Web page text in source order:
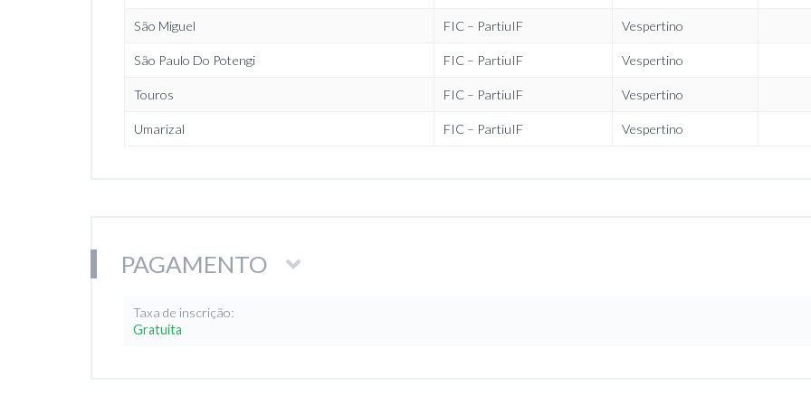
São Miguel FIC – PartiuIF Vespertino
São Paulo Do Potengi FIC – PartiuIF Vespertino
Touros FIC – PartiuIF Vespertino
Umarizal FIC – PartiuIF Vespertino
PAGAMENTO
Taxa de inscrição:
Gratuita